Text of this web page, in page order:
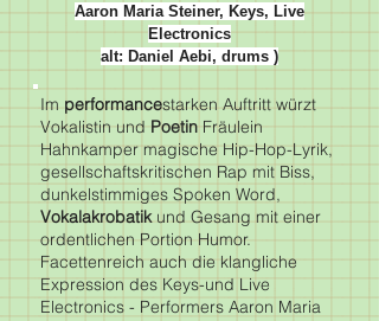
Aaron Maria Steiner, Keys, Live
Electronics
alt: Daniel Aebi, drums )
Im performancestarken Auftritt würzt
Vokalistin und Poetin Fräulein
Hahnkamper magische Hip-Hop-Lyrik,
gesellschaftskritischen Rap mit Biss,
dunkelstimmiges Spoken Word,
Vokalakrobatikund Gesang mit einer
ordentlichen Portion Humor.
Facettenreich auch die klangliche
Expression des Keys-und Live
Electronics - Performers Aaron Maria